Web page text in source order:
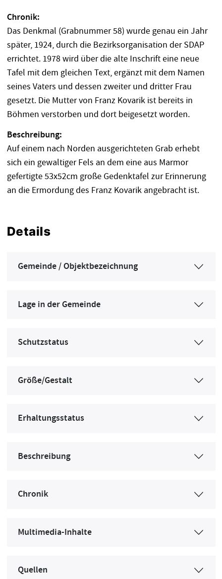
Chronik:
Das Denkmal (Grabnummer 58) wurde genau ein Jahr
später, 1924, durch die Bezirksorganisation der SDAP
errichtet. 1978 wird über die alte Inschrift eine neue
Tafel mit dem gleichen Text, ergänzt mit dem Namen
seines Vaters und dessen zweiter und dritter Frau
gesetzt. Die Mutter von Franz Kovarik ist bereits in
Böhmen verstorben und dort beigesetzt worden.
Beschreibung:
Auf einem nach Norden ausgerichteten Grab erhebt
sich ein gewaltiger Fels an dem eine aus Marmor
gefertigte 53x52cm große Gedenktafel zur Erinnerung
an die Ermordung des Franz Kovarik angebracht ist.
Details
Gemeinde / Objektbezeichnung
Lage in der Gemeinde
Schutzstatus
Größe/Gestalt
Erhaltungsstatus
Beschreibung
Chronik
Multimedia-Inhalte
Quellen